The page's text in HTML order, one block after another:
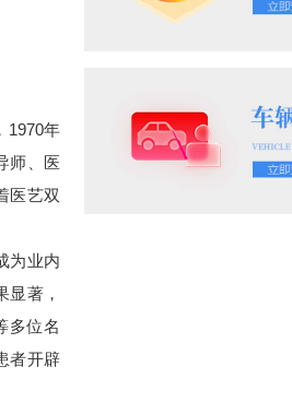
1970年
师、医
医艺双
为业内
显著，
多位名
者开辟